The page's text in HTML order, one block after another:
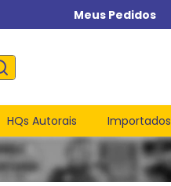
Meus Pedidos
HQs Autorais Importados